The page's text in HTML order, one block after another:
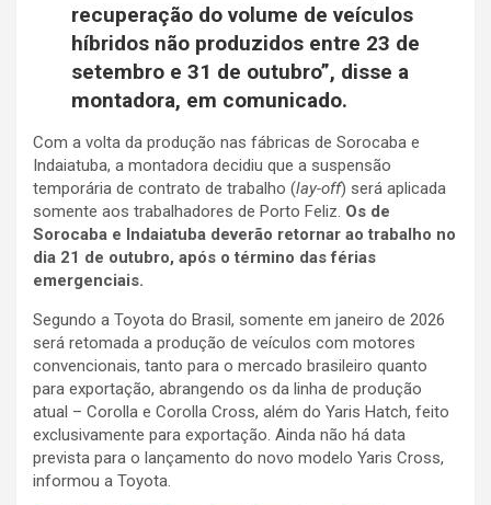
recuperação do volume de veículos
híbridos não produzidos entre 23 de
setembro e 31 de outubro”, disse a
montadora, em comunicado.
Com a volta da produção nas fábricas de Sorocaba e
Indaiatuba, a montadora decidiu que a suspensão
temporária de contrato de trabalho (lay-off) será aplicada
somente aos trabalhadores de Porto Feliz. Os de
Sorocaba e Indaiatuba deverão retornar ao trabalho no
dia 21 de outubro, após o término das férias
emergenciais.
Segundo a Toyota do Brasil, somente em janeiro de 2026
será retomada a produção de veículos com motores
convencionais, tanto para o mercado brasileiro quanto
para exportação, abrangendo os da linha de produção
atual – Corolla e Corolla Cross, além do Yaris Hatch, feito
exclusivamente para exportação. Ainda não há data
prevista para o lançamento do novo modelo Yaris Cross,
informou a Toyota.